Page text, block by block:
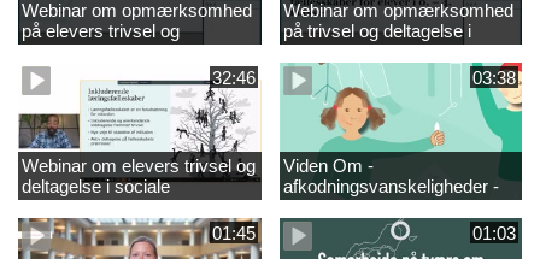
Webinar om opmærksomhed
på elevers trivsel og
fællesskaber i
fjernundervisning 5. – 9. og
10. klasse
Webinar om opmærksomhed
på trivsel og deltagelse i
sociale fællesskaber for
elever i 0.-4. klasse
32:46
Webinar om elevers trivsel og
deltagelse i sociale
fællesskaber – inspiration og
viden til skoleledere og
ressourcepersoner
03:38
Viden Om -
afkodningsvanskeligheder -
præsentationsfilm
01:45
01:03